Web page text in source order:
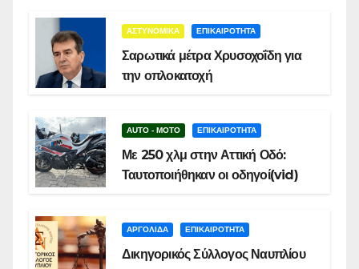
ΑΣΤΥΝΟΜΙΚΑ ΕΠΙΚΑΙΡΟΤΗΤΑ
Σαρωτικά μέτρα Χρυσοχοΐδη για
την οπλοκατοχή
AUTO - MOTO ΕΠΙΚΑΙΡΟΤΗΤΑ
Με 250 χλμ στην Αττική Οδό:
Ταυτοποιήθηκαν οι οδηγοί(vid)
ΑΡΓΟΛΙΔΑ ΕΠΙΚΑΙΡΟΤΗΤΑ
Δικηγορικός Σύλλογος Ναυπλίου